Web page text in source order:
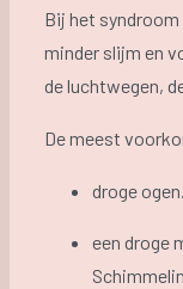
Bij het
minder slijm en
de luchtwegen,
De meest
droge
een droge